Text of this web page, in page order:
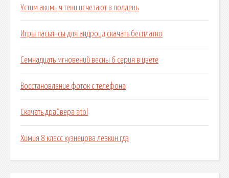
Устим акимыч тени исчезают в полдень
Игры пасьянсы для андроид скачать бесплатно
Семнадцать мгновений весны 6 серия в цвете
Восстановление фоток с телефона
Скачать драйвера atol
Химия 8 класс кузнецова левкин гдз